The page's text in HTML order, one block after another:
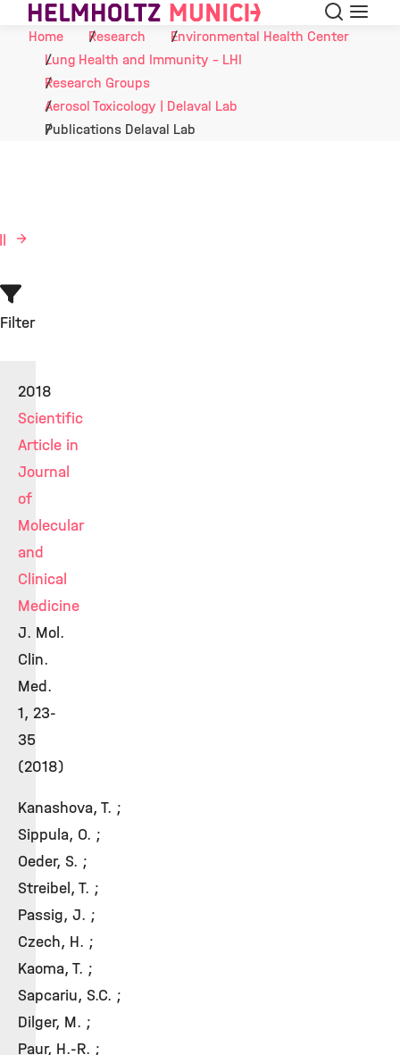
Skip to Content Search
Menu
Home
Research
Environmental Health Center
Lung Health and Immunity - LHI
Research Groups
Aerosol Toxicology | Delaval Lab
Publications Delaval Lab
Filter
2018
Scientific
Article in
Journal
of
Molecular
and
Clinical
Medicine
J. Mol.
Clin.
Med.
1, 23-
35
(2018)
Kanashova, T. ;
Sippula, O. ;
Oeder, S. ;
Streibel, T. ;
Passig, J. ;
Czech, H. ;
Kaoma, T. ;
Sapcariu, S.C. ;
Dilger, M. ;
Paur, H.-R. ;